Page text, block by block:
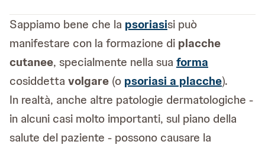
Sappiamo bene che la psoriasisi può
manifestare con la formazione di placche
cutanee, specialmente nella sua forma
cosiddetta volgare (o psoriasi a placche).
In realtà, anche altre patologie dermatologiche -
in alcuni casi molto importanti, sul piano della
salute del paziente - possono causare la